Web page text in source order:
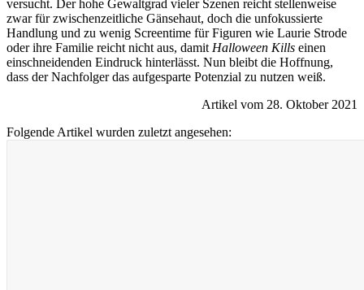
versucht. Der hohe Gewaltgrad vieler Szenen reicht stellenweise
zwar für zwischenzeitliche Gänsehaut, doch die unfokussierte
Handlung und zu wenig Screentime für Figuren wie Laurie Strode
oder ihre Familie reicht nicht aus, damit Halloween Kills einen
einschneidenden Eindruck hinterlässt. Nun bleibt die Hoffnung,
dass der Nachfolger das aufgesparte Potenzial zu nutzen weiß.
Artikel vom 28. Oktober 2021
Folgende Artikel wurden zuletzt angesehen: